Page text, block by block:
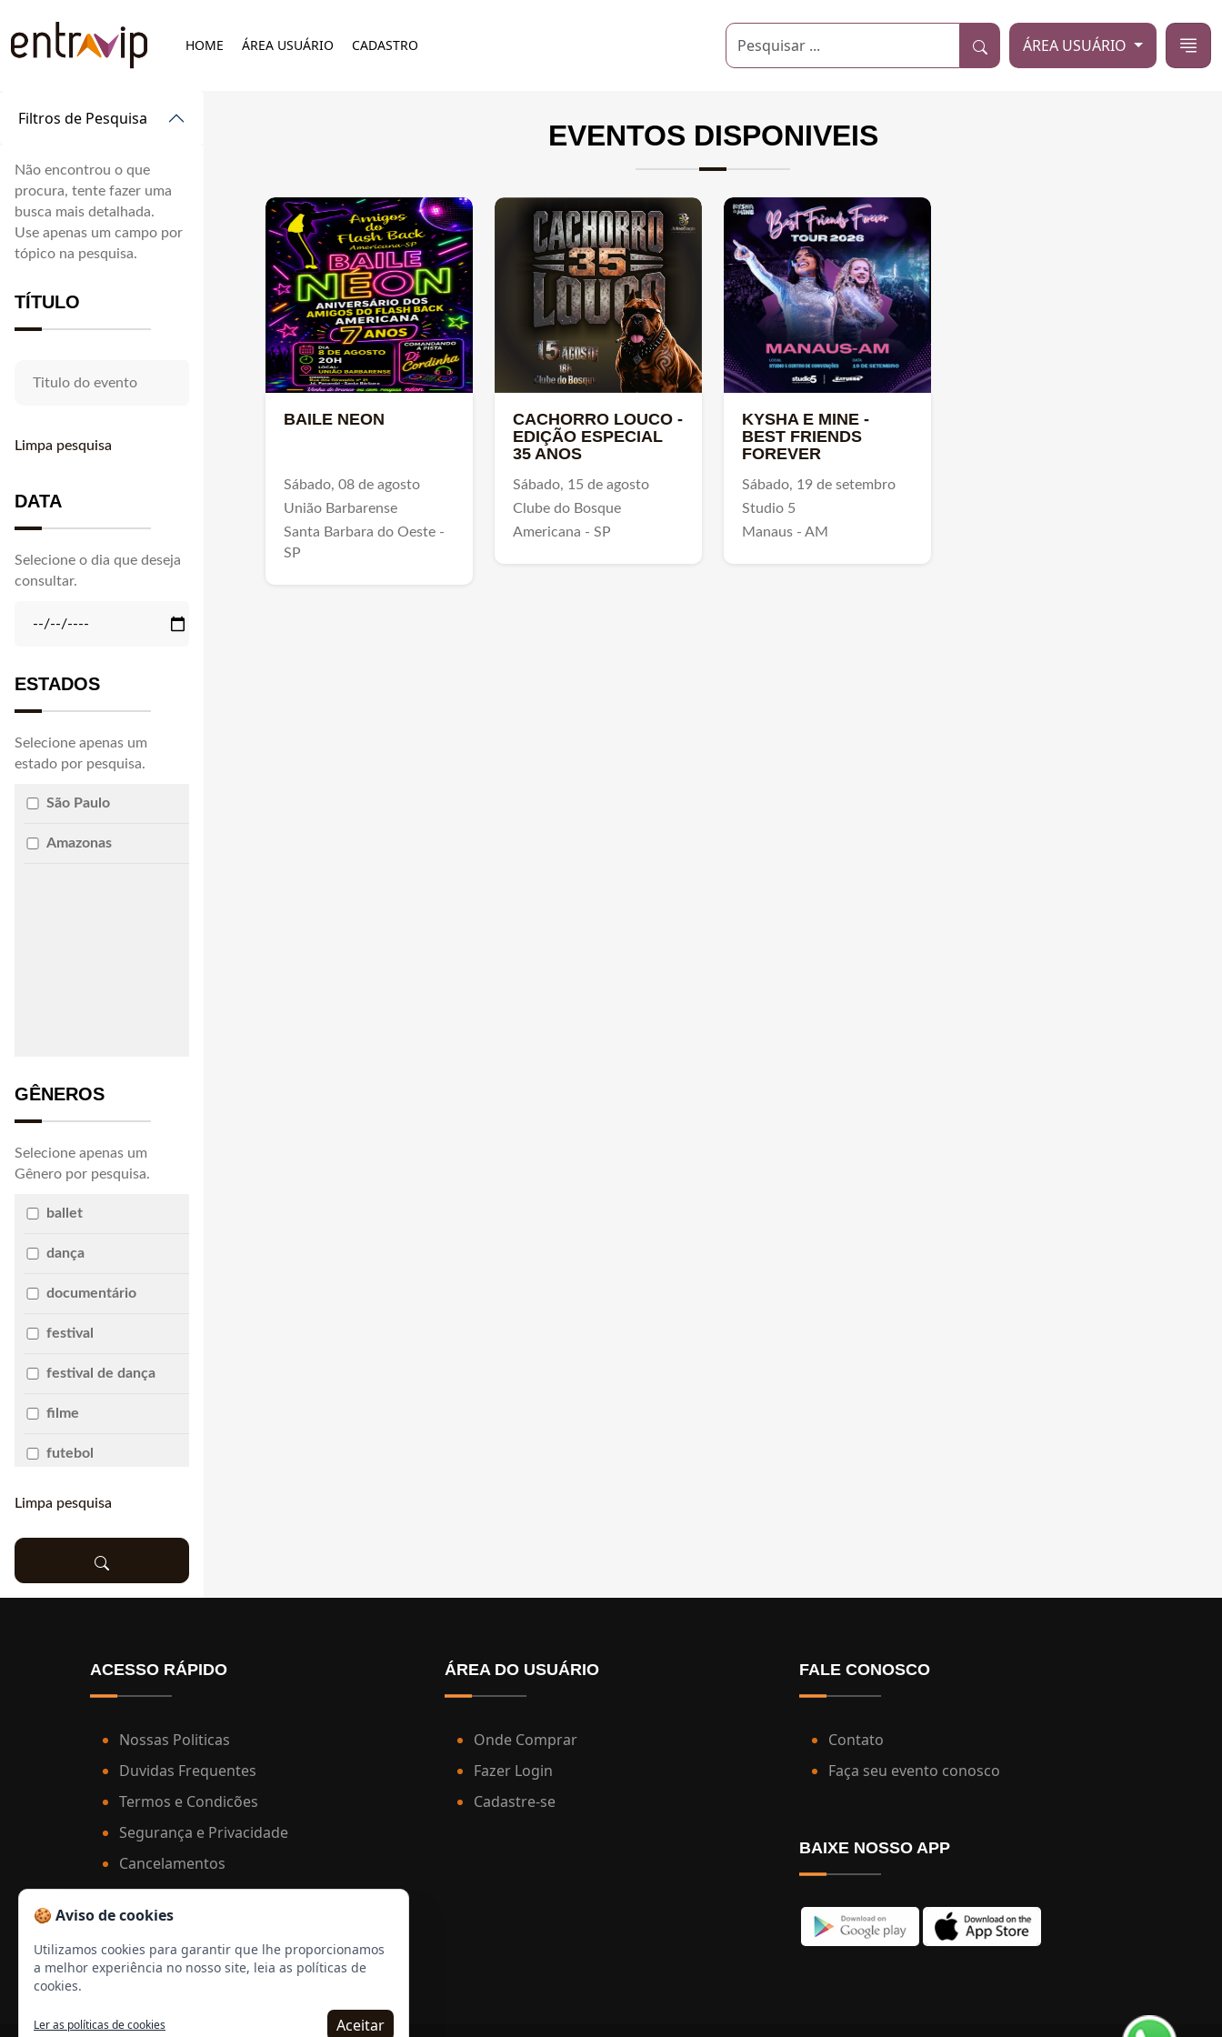
HOME ÁREA USUÁRIO CADASTRO ÁREA USUÁRIO
Filtros de Pesquisa
Não encontrou o que
procura, tente fazer uma
busca mais detalhada.
Use apenas um campo por
tópico na pesquisa.
TÍTULO
Limpa pesquisa
DATA
Selecione o dia que deseja
consultar.
ESTADOS
Selecione apenas um
estado por pesquisa.
São Paulo
Amazonas
GÊNEROS
Selecione apenas um
Gênero por pesquisa.
ballet
dança
documentário
festival
festival de dança
filme
futebol
simpósio
Limpa pesquisa
EVENTOS DISPONIVEIS
BAILE NEON
Sábado, 08 de agosto
União Barbarense
Santa Barbara do Oeste -
SP
CACHORRO LOUCO -
EDIÇÃO ESPECIAL
35 ANOS
Sábado, 15 de agosto
Clube do Bosque
Americana - SP
KYSHA E MINE -
BEST FRIENDS
FOREVER
Sábado, 19 de setembro
Studio 5
Manaus - AM
ACESSO RÁPIDO
Nossas Politicas
Duvidas Frequentes
Termos e Condicões
Segurança e Privacidade
Cancelamentos
Meia entrada e descontos
ÁREA DO USUÁRIO
Onde Comprar
Fazer Login
Cadastre-se
FALE CONOSCO
Contato
Faça seu evento conosco
BAIXE NOSSO APP
🍪 Aviso de cookies
Utilizamos cookies para garantir que lhe proporcionamos
a melhor experiência no nosso site, leia as políticas de
cookies.
Ler as políticas de cookies Aceitar